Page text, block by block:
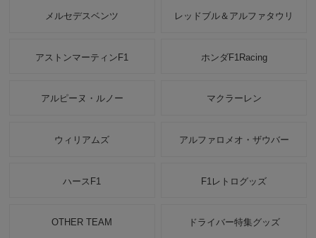
メルセデスベンツ レッドブル＆アルファタウリ
アストンマーティンF1 ホンダF1Racing
アルピーヌ・ルノー マクラーレン
ウィリアムズ アルファロメオ・ザウバー
ハースF1 F1レトログッズ
OTHER TEAM ドライバー特集グッズ